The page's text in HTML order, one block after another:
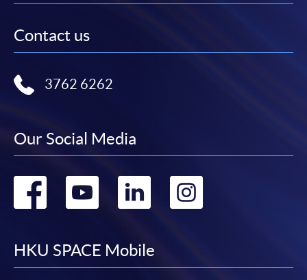
Contact us
3762 6262
Our Social Media
Go
facebook
Go
youtube
Go
linkedin
Go
HKU SPACE Mobile